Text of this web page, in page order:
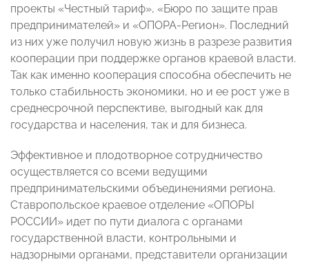
проекты «Честный тариф», «Бюро по защите прав
предпринимателей» и «ОПОРА-Регион». Последний
из них уже получил новую жизнь в разрезе развития
кооперации при поддержке органов краевой власти.
Так как именно кооперация способна обеспечить не
только стабильность экономики, но и ее рост уже в
среднесрочной перспективе, выгодный как для
государства и населения, так и для бизнеса.
Эффективное и плодотворное сотрудничество
осуществляется со всеми ведущими
предпринимательскими объединениями региона.
Ставропольское краевое отделение «ОПОРЫ
РОССИИ» идет по пути диалога с органами
государственной власти, контрольными и
надзорными органами, представители организации